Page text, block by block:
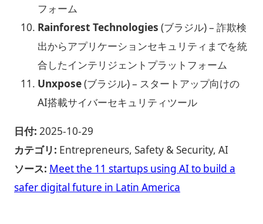
フォーム
Rainforest Technologies (ブラジル) – 詐欺検
出からアプリケーションセキュリティまでを統
合したインテリジェントプラットフォーム
Unxpose(ブラジル) – スタートアップ向けの
AI搭載サイバーセキュリティツール
日付: 2025-10-29
カテゴリ: Entrepreneurs, Safety & Security, AI
ソース: Meet the 11 startups using AI to build a
safer digital future in Latin America